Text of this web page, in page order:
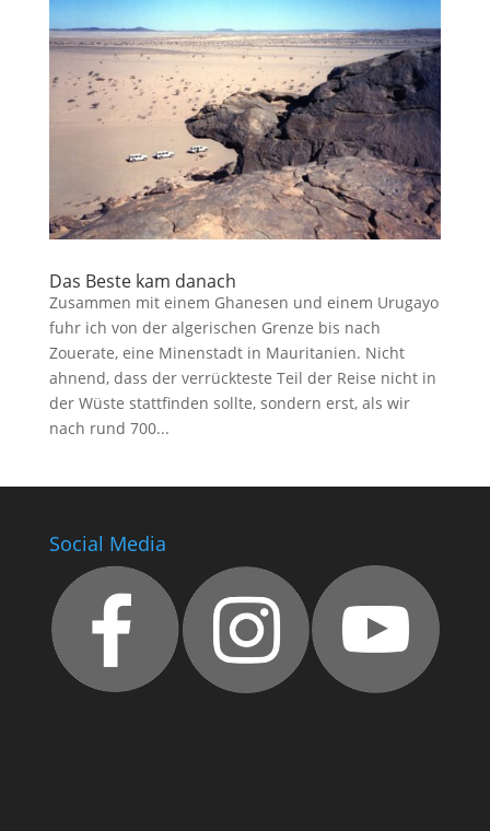
Das Beste kam danach
Zusammen mit einem Ghanesen und einem Urugayo
fuhr ich von der algerischen Grenze bis nach
Zouerate, eine Minenstadt in Mauritanien. Nicht
ahnend, dass der verrückteste Teil der Reise nicht in
der Wüste stattfinden sollte, sondern erst, als wir
nach rund 700...
Social Media